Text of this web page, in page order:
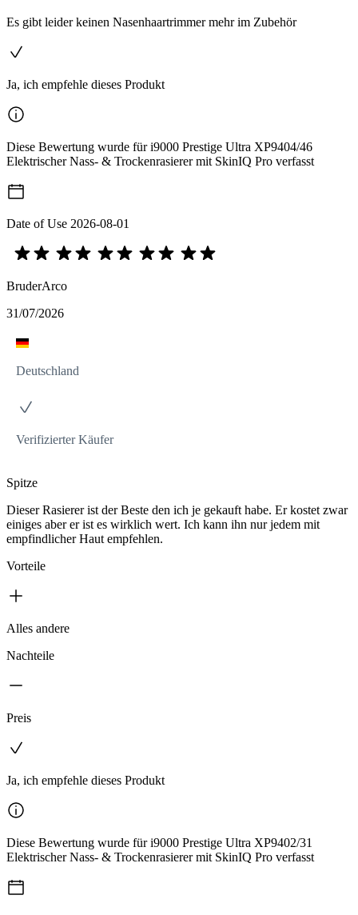
Es gibt leider keinen Nasenhaartrimmer mehr im Zubehör
Ja, ich empfehle dieses Produkt
Diese Bewertung wurde für i9000 Prestige Ultra XP9404/46
Elektrischer Nass- & Trockenrasierer mit SkinIQ Pro verfasst
Date of Use 2026-08-01
BruderArco
31/07/2026
Deutschland
Verifizierter Käufer
Spitze
Dieser Rasierer ist der Beste den ich je gekauft habe. Er kostet zwar
einiges aber er ist es wirklich wert. Ich kann ihn nur jedem mit
empfindlicher Haut empfehlen.
Vorteile
Alles andere
Nachteile
Preis
Ja, ich empfehle dieses Produkt
Diese Bewertung wurde für i9000 Prestige Ultra XP9402/31
Elektrischer Nass- & Trockenrasierer mit SkinIQ Pro verfasst